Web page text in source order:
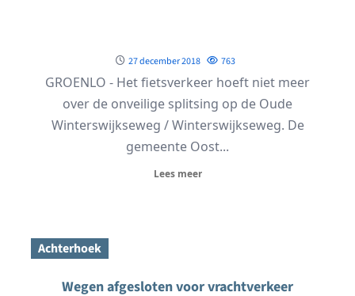
27 december 2018 763
GROENLO - Het fietsverkeer hoeft niet meer
over de onveilige splitsing op de Oude
Winterswijkseweg / Winterswijkseweg. De
gemeente Oost...
Lees meer
Achterhoek
Wegen afgesloten voor vrachtverkeer